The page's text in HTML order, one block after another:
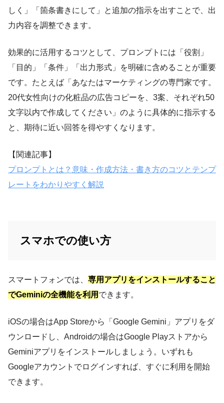
しく」「箇条書きにして」と追加の指示を出すことで、出
力内容を調整できます。
効果的に活用するコツとして、プロンプトには「役割」
「目的」「条件」「出力形式」を明確に含めることが重要
です。たとえば「あなたはマーケティングの専門家です。
20代女性向けの化粧品の広告コピーを、3案、それぞれ50
文字以内で作成してください」のように具体的に指示する
と、期待に近い回答を得やすくなります。
【関連記事】
プロンプトとは？意味・作成方法・書き方のコツとテンプ
レートをわかりやすく解説
スマホでの使い方
スマートフォンでは、 専用アプリをインストールすること
でGeminiの全機能を利用 できます。
iOSの場合はApp Storeから「Google Gemini」アプリをダ
ウンロードし、Androidの場合はGoogle Playストアから
Geminiアプリをインストールしましょう。いずれも
Googleアカウントでログインすれば、すぐに利用を開始
できます。